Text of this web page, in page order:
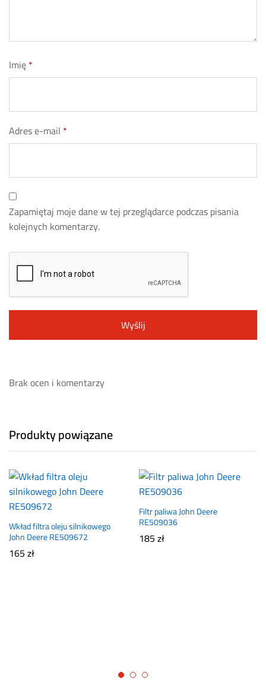
Imię*
Adres e-mail *
Zapamiętaj moje dane w tej przeglądarce podczas pisania
kolejnych komentarzy.
Brak ocen i komentarzy
Produkty powiązane
Wkład filtra oleju silnikowego
John Deere RE509672
165zł
Filtr paliwa John Deere
RE509036
185zł